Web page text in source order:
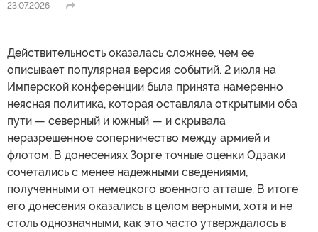
23.07.2026
Действительность оказалась сложнее, чем ее
описывает популярная версия событий. 2 июля на
Имперской конференции была принята намеренно
неясная политика, которая оставляла открытыми оба
пути — северный и южный — и скрывала
неразрешенное соперничество между армией и
флотом. В донесениях Зорге точные оценки Одзаки
сочетались с менее надежными сведениями,
полученными от немецкого военного атташе. В итоге
его донесения оказались в целом верными, хотя и не
столь однозначными, как это часто утверждалось в